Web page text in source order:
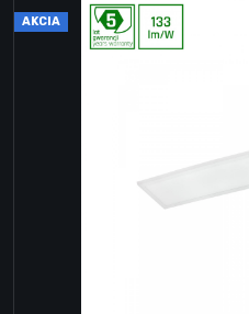
AKCIA